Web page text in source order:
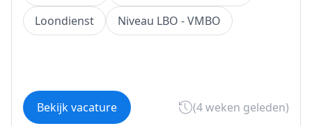
Loondienst
Niveau LBO - VMBO
Bekijk vacature (4 weken geleden)